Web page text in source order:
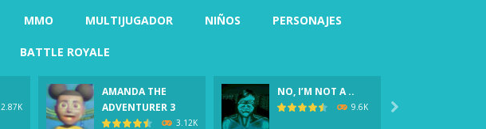
MMO MULTIJUGADOR NIÑOS PERSONAJES
BATTLE ROYALE
2.87K
AMANDA THE
ADVENTURER 3
3.12K
NO, I’M NOT A ..
9.6K 